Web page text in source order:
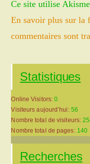
(facultatif)
Ce site utilise
En savoir plus sur la
commentaires sont
Statistiques
Online Visitors:0
Visiteurs aujourd’hui: 56
Nombre total de visiteurs:
Nombre total de pages: 140
Recherches